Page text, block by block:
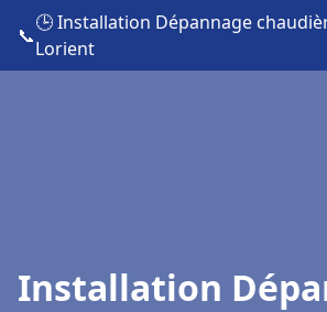
📞
🕒 Installation Dépannage
Lorient
Installation